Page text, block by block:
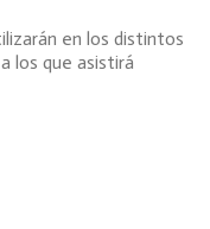
en los distintos
los que asistirá